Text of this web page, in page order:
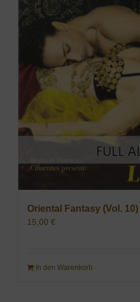
Oriental Fantasy (Vol.
15,00 €
In den Warenkorb